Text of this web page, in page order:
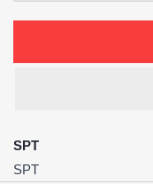
SPT
SPT